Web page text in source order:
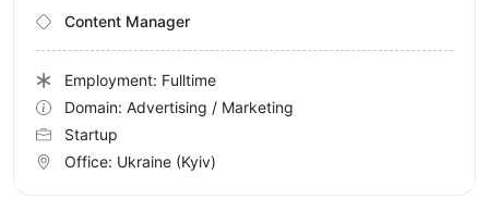
Content Manager
Employment: Fulltime
Domain: Advertising / Marketing
Startup
Office: Ukraine (Kyiv)